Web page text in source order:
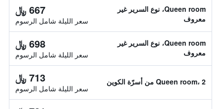
Queen room، نوع السرير غير
معروف
667 ﷼
سعر الليلة شامل الرسوم
Queen room، نوع السرير غير
معروف
698 ﷼
سعر الليلة شامل الرسوم
Queen room، 2 من أسرّة الكوين 713 ﷼
سعر الليلة شامل الرسوم